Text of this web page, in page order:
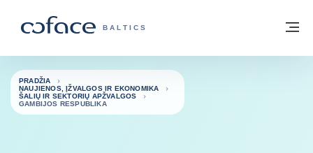
„COFACE“ FOR TRADE - GRUPĖS
BALTICS
Grįžti į pradžią
PRADŽIA
NAUJIENOS, ĮŽVALGOS IR EKONOMIKA
ŠALIŲ IR SEKTORIŲ APŽVALGOS
GAMBIJOS RESPUBLIKA